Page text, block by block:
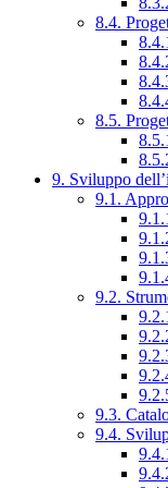
8.4.
8.5.
9. Sviluppo
9.1.
9.2.
9.3.
9.4.